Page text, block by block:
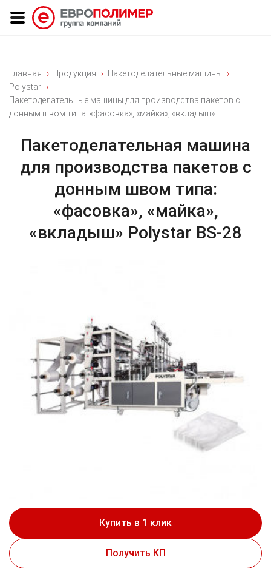
Главная Продукция
Пакетоделательные машины
Polystar
Пакетоделательные машины для производства пакетов с
донным швом типа: «фасовка», «майка», «вкладыш»
Пакетоделательная машина
для производства пакетов с
донным швом типа:
«фасовка», «майка»,
«вкладыш» Polystar BS-28
Купить в 1 клик
Получить КП